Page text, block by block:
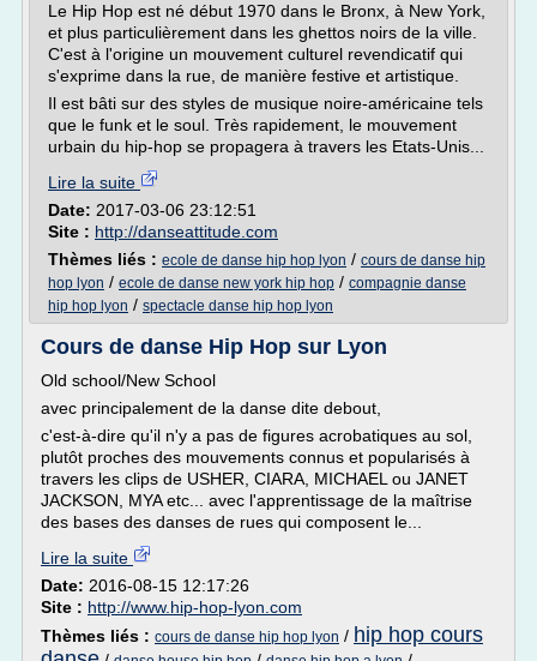
Le Hip Hop est né début 1970 dans le Bronx, à New York,
et plus particulièrement dans les ghettos noirs de la ville.
C'est à l'origine un mouvement culturel revendicatif qui
s'exprime dans la rue, de manière festive et artistique.
Il est bâti sur des styles de musique noire-américaine tels
que le funk et le soul. Très rapidement, le mouvement
urbain du hip-hop se propagera à travers les Etats-Unis...
Lire la suite
Date: 2017-03-06 23:12:51
Site : http://danseattitude.com
Thèmes liés : ecole de danse hip hop lyon / cours de danse hip
hop lyon / ecole de danse new york hip hop / compagnie danse
hip hop lyon / spectacle danse hip hop lyon
Cours de danse Hip Hop sur Lyon
Old school/New School
avec principalement de la danse dite debout,
c'est-à-dire qu'il n'y a pas de figures acrobatiques au sol,
plutôt proches des mouvements connus et popularisés à
travers les clips de USHER, CIARA, MICHAEL ou JANET
JACKSON, MYA etc... avec l'apprentissage de la maîtrise
des bases des danses de rues qui composent le...
Lire la suite
Date: 2016-08-15 12:17:26
Site : http://www.hip-hop-lyon.com
Thèmes liés : cours de danse hip hop lyon / hip hop cours